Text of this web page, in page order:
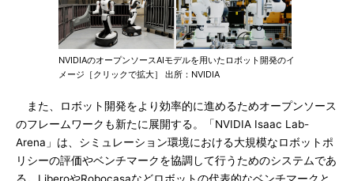
NVIDIAのオープンソースAIモデルを用いたロボット開発のイ
メージ［クリックで拡大］ 出所：NVIDIA
また、ロボット開発をより効率的に進めるためオープンソース
のフレームワークも新たに展開する。「NVIDIA Isaac Lab-
Arena」は、シミュレーション環境における大規模なロボットポ
リシーの評価やベンチマークを協調して行うためのシステムであ